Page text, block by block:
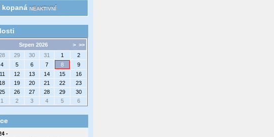
kopaná NEAKTIVNÍ
> >>
Srpen 2026
29 30 31 1
2
4 5 6 7 8
9
11 12 13 14 15
16
18 19 20 21 22
23
26 27 28 29
30
1 2 3 4 5 6
-